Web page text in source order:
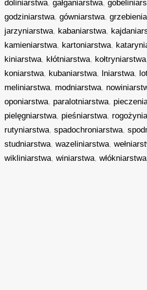
doliniarstwa,gałganiarstwa,
godziniarstwa,gówniarstwa,
jarzyniarstwa, kabaniarstwa,
kamieniarstwa, kartoniarstwa,
kiniarstwa, kłótniarstwa, kołtryniarstwa,
koniarstwa, kubaniarstwa, lniarstwa,
meliniarstwa, modniarstwa,
oponiarstwa, paralotniarstwa,
pielęgniarstwa, pieśniarstwa,
rutyniarstwa,spadochroniarstwa,
studniarstwa,wazeliniarstwa,
wikliniarstwa,winiarstwa,włókniarstwa